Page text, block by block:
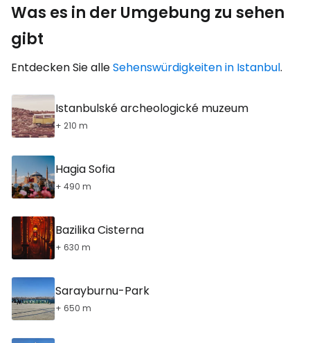
Was es in der Umgebung zu sehen
gibt
Entdecken Sie alleSehenswürdigkeiten in Istanbul.
Istanbulské archeologické muzeum
+ 210 m
Hagia Sofia
+ 490 m
Bazilika Cisterna
+ 630 m
Sarayburnu-Park
+ 650 m